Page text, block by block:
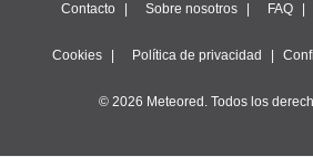
Contacto Sobre nosotros FAQ
Cookies Política de privacidad
© 2026 Meteored. Todos los